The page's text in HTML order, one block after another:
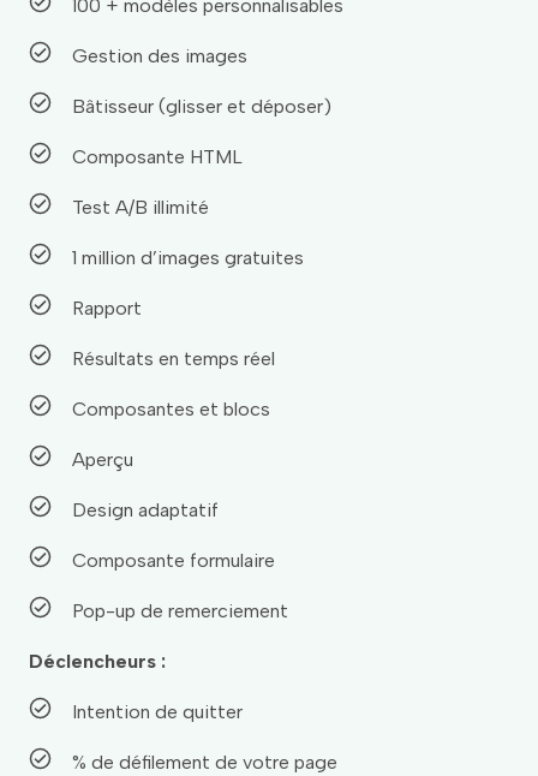
100 + modèles personnalisables
Gestion des images
Bâtisseur (glisser et déposer)
Composante HTML
Test A/B illimité
1 million d’images gratuites
Rapport
Résultats en temps réel
Composantes et blocs
Aperçu
Design adaptatif
Composante formulaire
Pop-up de remerciement
Déclencheurs :
Intention de quitter
% de défilement de votre page